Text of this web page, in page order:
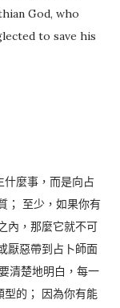
God, who
to save his
什麼事，而是向占
； 至少，如果你有
內，那麼它就不可
厭惡帶到占卜師面
清楚地明白，每一
型的； 因為你有能